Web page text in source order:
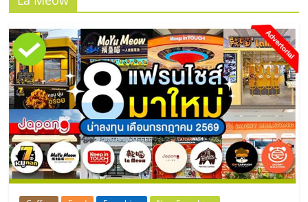
SME
แห่ง
ประเทศไทย,
ThaiSMEsCenter,
รวม